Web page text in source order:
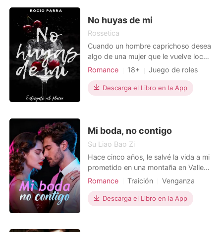
su vida y la del
No huyas de mi
Rossetica
Cuando un hombre caprichoso desea
algo de una mujer que le vuelve loco,
nada puede salir mal. Para Thiago
problema, el problema es que desea
cambiar eso de una vez por todas y
su paciente
Romance 18+
Juego de roles
Relación secreta
Doctor
Doctora
Encantadora
Descarga el Libro en la App
Mi boda, no contigo
Su Liao Bao Zi
Hace cinco años, le salvé la vida a mi
prometido en una montaña en Valle
de Bravo. La caída me dejó con una
recordatorio constante y brillante del
día en que lo elegí a él por encima de
Romance Traición
Venganza
Embarazo
Triángulo amoroso
Dramático
Descarga el Libro en la App